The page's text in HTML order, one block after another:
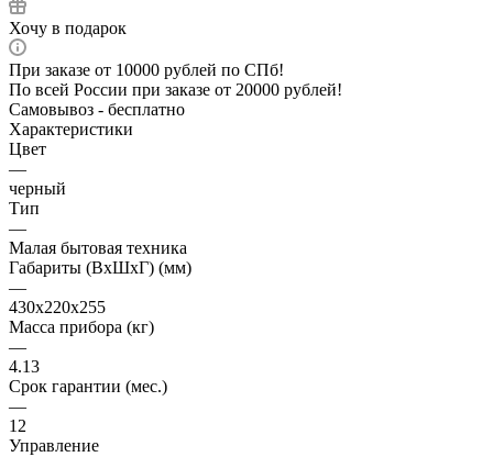
Хочу в подарок
При заказе от 10000 рублей по СПб!
По всей России при заказе от 20000 рублей!
Самовывоз - бесплатно
Характеристики
Цвет
—
черный
Тип
—
Малая бытовая техника
Габариты (ВхШхГ) (мм)
—
430x220x255
Масса прибора (кг)
—
4.13
Срок гарантии (мес.)
—
12
Управление